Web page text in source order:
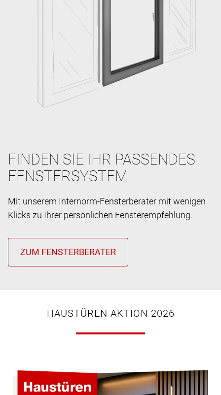
FINDEN SIE IHR PASSENDES
FENSTERSYSTEM
Mit unserem Internorm-Fensterberater mit wenigen
Klicks zu Ihrer persönlichen Fensterempfehlung.
HAUSTÜREN AKTION 2026